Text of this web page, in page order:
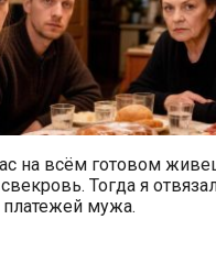
на всём готовом
Тогда я
платежей мужа.